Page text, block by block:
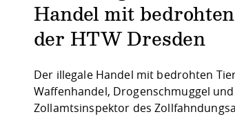
Handel mit
der HTW Dresden
Der illegale Handel mit bedrohten
Waffenhandel, Drogenschmuggel
Zollamtsinspektor des